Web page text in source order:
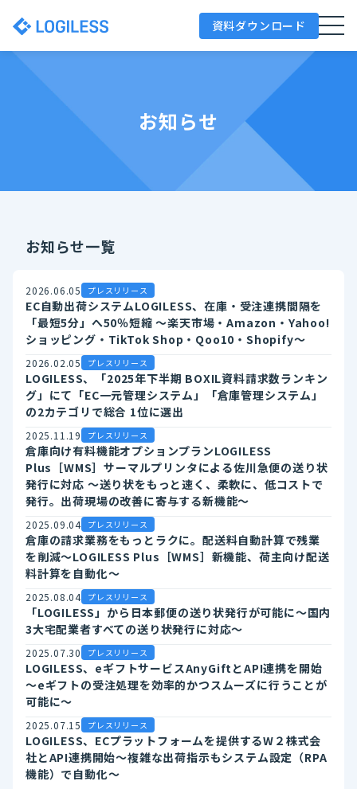
資料ダウンロード
お知らせ
お知らせ一覧
2026.06.05 プレスリリース
EC自動出荷システムLOGILESS、在庫・受注連携間隔を
「最短5分」へ50％短縮 ～楽天市場・Amazon・Yahoo!
ショッピング・TikTok Shop・Qoo10・Shopify～
2026.02.05 プレスリリース
LOGILESS、「2025年下半期 BOXIL資料請求数ランキン
グ」にて「EC一元管理システム」「倉庫管理システム」
の2カテゴリで総合 1位に選出
2025.11.19 プレスリリース
倉庫向け有料機能オプションプランLOGILESS
Plus［WMS］サーマルプリンタによる佐川急便の送り状
発行に対応 ～送り状をもっと速く、柔軟に、低コストで
発行。出荷現場の改善に寄与する新機能～
2025.09.04 プレスリリース
倉庫の請求業務をもっとラクに。配送料自動計算で残業
を削減～LOGILESS Plus［WMS］新機能、荷主向け配送
料計算を自動化～
2025.08.04 プレスリリース
「LOGILESS」から日本郵便の送り状発行が可能に～国内
3大宅配業者すべての送り状発行に対応～
2025.07.30 プレスリリース
LOGILESS、eギフトサービスAnyGiftとAPI連携を開始
～eギフトの受注処理を効率的かつスムーズに行うことが
可能に～
2025.07.15 プレスリリース
LOGILESS、ECプラットフォームを提供するW２株式会
社とAPI連携開始～複雑な出荷指示もシステム設定（RPA
機能）で自動化～